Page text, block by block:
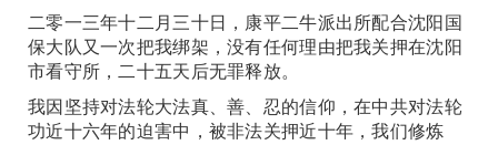
二零一三年十二月三十日，康平二牛派出所配合沈阳国
保大队又一次把我绑架，没有任何理由把我关押在沈阳
市看守所，二十五天后无罪释放。
我因坚持对法轮大法真、善、忍的信仰，在中共对法轮
功近十六年的迫害中，被非法关押近十年，我们修炼